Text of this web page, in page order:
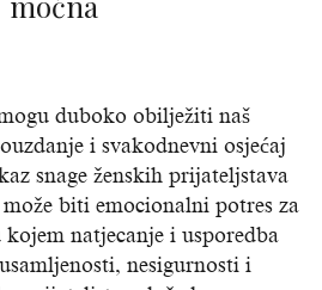
duboko obilježiti naš
i svakodnevni osjećaj
snage ženskih prijateljstava
biti emocionalni potres za
natjecanje i usporedba
nesigurnosti i